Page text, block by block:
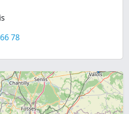
78